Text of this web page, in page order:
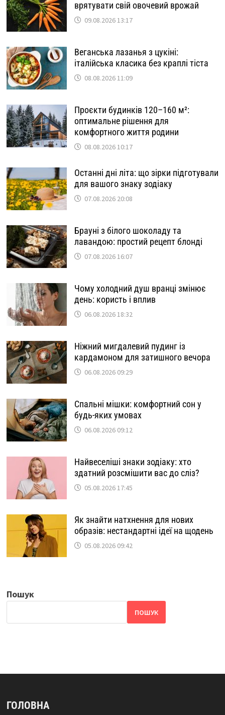
врятувати свій овочевий врожай
09.08.2026 13:17
Веганська лазанья з цукіні:
італійська класика без краплі тіста
08.08.2026 11:09
Проєкти будинків 120–160 м²:
оптимальне рішення для
комфортного життя родини
08.08.2026 10:17
Останні дні літа: що зірки підготували
для вашого знаку зодіаку
07.08.2026 20:08
Брауні з білого шоколаду та
лавандою: простий рецепт блонді
07.08.2026 16:07
Чому холодний душ вранці змінює
день: користь і вплив
06.08.2026 18:32
Ніжний мигдалевий пудинг із
кардамоном для затишного вечора
06.08.2026 09:29
Спальні мішки: комфортний сон у
будь-яких умовах
06.08.2026 09:12
Найвеселіші знаки зодіаку: хто
здатний розсмішити вас до сліз?
05.08.2026 17:45
Як знайти натхнення для нових
образів: нестандартні ідеї на щодень
05.08.2026 09:42
Пошук
ПОШУК
ГОЛОВНА